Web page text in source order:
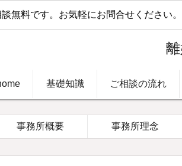
基礎知識 ご相談の流れ
です。お気軽にお問合せください。
事務所概要 事務所理念